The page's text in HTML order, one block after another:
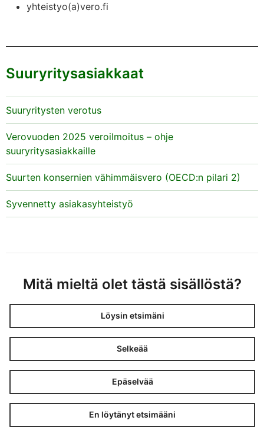
pyrkii ylläpitämään sisäisten kontrollien, sisäisen
tarkastuksen ja ulkoisen tarkastuksen laadun
vähintään Compliance Scanissa sovitun
sisältöisinä ja tasoisina;
esittää oma-aloitteisesti Verohallinnolle oman
näkemyksensä olennaisista verotukseen
vaikuttavista seikoista mahdollisimman
varhaisessa vaiheessa.
Verohallinto
muodon ja tason yhtiön sisäisten kontrollien,
laatuun nähden tarpeelliselle tasolle;
viivytyksettä asiakasyhtiön näkemyksen
vastaanotettuaan ja tarvittaessa selvittää asiaa
yhdessä yhtiön kanssa ennen päätöksensä
keskustelee olennaisista fiskaalisista ja muista
(erityisesti tulkinnallisista) seikoista asiakasyhtiön
yhteistyo(a)vero.fi
Suuryritysasiakkaat
Suuryritysten verotus
Verovuoden 2025 veroilmoitus – ohje
suuryritysasiakkaille
Suurten konsernien vähimmäisvero (OECD:n pilari 2)
Syvennetty asiakasyhteistyö
Mitä mieltä olet tästä sisällöstä?
Löysin etsimäni
Selkeää
Epäselvää
En löytänyt etsimääni